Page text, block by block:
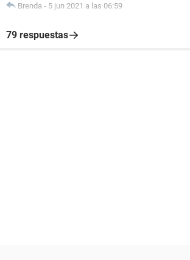
Brenda - 5 jun 2021 a las 06:59
79 respuestas